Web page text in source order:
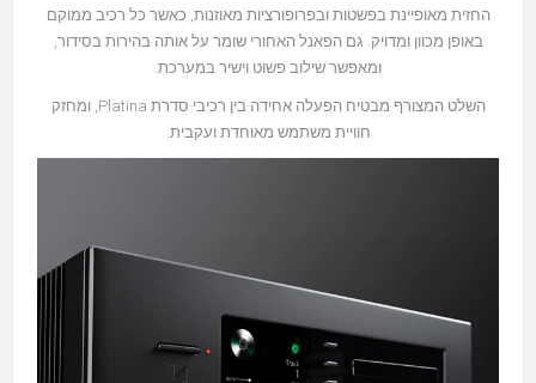
החזית מאופיינת בפשטות ובפרופורציות מאוזנות, כאשר כל רכיב ממוקם
באופן מכוון ומדויק. גם הפאנל האחורי שומר על אותה בהירות בסידור,
ומאפשר שילוב פשוט וישיר במערכת.
השלט המצורף מבטיח הפעלה אחידה בין רכיבי סדרת Platina, ומחזק
חוויית משתמש מאוחדת ועקבית.